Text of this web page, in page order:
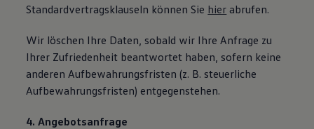
Standardvertragsklauseln können Sie hier abrufen.
Wir löschen Ihre Daten, sobald wir Ihre Anfrage zu
Ihrer Zufriedenheit beantwortet haben, sofern keine
anderen Aufbewahrungsfristen (z. B. steuerliche
Aufbewahrungsfristen) entgegenstehen.
4. Angebotsanfrage